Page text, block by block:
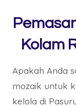
Kolam
Apakah Anda
mozaik untuk
kelola di